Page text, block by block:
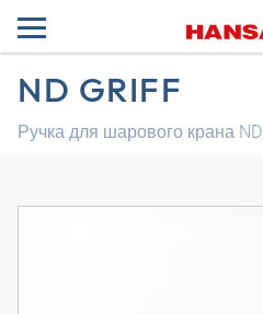
ND GRIFF
Ручка для шарового крана ND